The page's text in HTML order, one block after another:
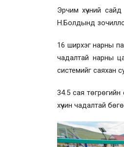
Эрчим хүчний
Н.Болдынд
16 ширхэг нарны
чадалтай нарны
системийг саяхан
34.5 сая төгрөгийн
хүчин чадалтай